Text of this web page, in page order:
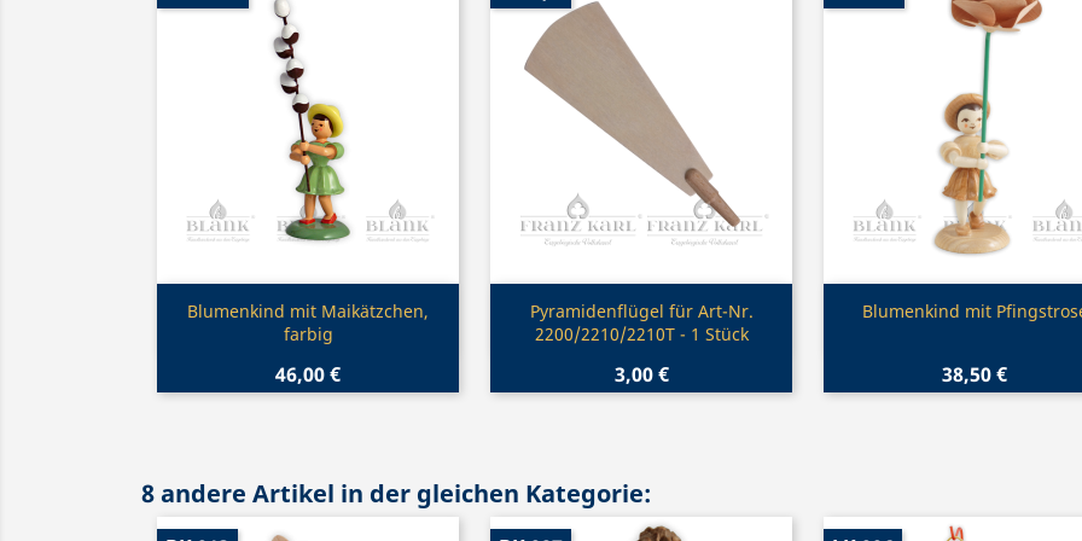
Vorschau
Blumenkind mit Maikätzchen,
farbig
46,00 €
Vorschau
Pyramidenflügel für Art-Nr.
2200/2210/2210T - 1 Stück
3,00 €
Vorschau
Blumenkind mit
38,50 €
8 andere Artikel in der gleichen Kategorie: